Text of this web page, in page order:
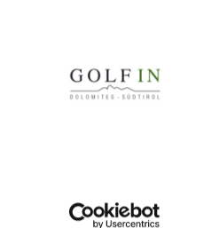
Golf in Südtirol,
Tel.+39 0473 443996
Deutsch|Italiano